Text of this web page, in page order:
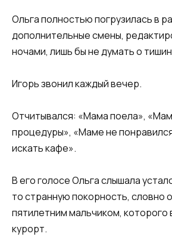
Ольга полностью погрузилась в
дополнительные смены,
ночами, лишь бы не думать о
Игорь звонил каждый вечер.
Отчитывался: «Мама поела»,
процедуры», «Маме не
искать кафе».
В его голосе Ольга слышала
то странную покорность, словно
пятилетним мальчиком, которого
курорт.